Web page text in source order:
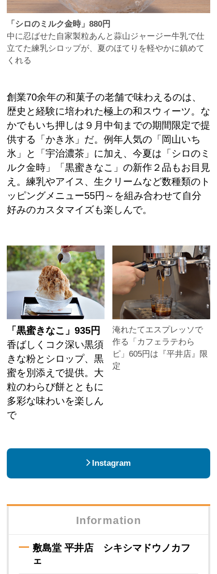
「シロのミルク金時」880円
中に忍ばせた自家製粒あんと蒜山ジャージー牛乳で仕
立てた練乳シロップが、夏のほてりを軽やかに鎮めて
くれる
創業70余年の和菓子の老舗で味わえるのは、
歴史と経験に培われた極上の和スウィーツ。な
かでもいち押しは９月中旬までの期間限定で提
供する「かき氷」だ。例年人気の「岡山いち
氷」と「宇治濃茶」に加え、今夏は「シロのミ
ルク金時」「黒蜜きなこ」の新作２品もお目見
え。練乳やアイス、生クリームなど数種類のト
ッピングメニュー55円～を組み合わせて自分
好みのカスタマイズも楽しんで。
「黒蜜きなこ」935円
香ばしくコク深い黒須
きな粉とシロップ、黒
蜜を別添えで提供。大
粒のわらび餅とともに
多彩な味わいを楽しん
で
淹れたてエスプレッソで
作る「カフェラテわら
ピ」605円は『平井店』限
定
Instagram
Information
敷島堂 平井店 シキシマドウノカフ
ェ